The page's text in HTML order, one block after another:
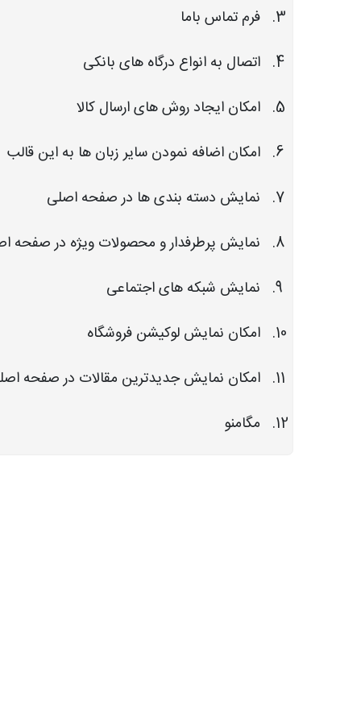
فرم تماس باما
اتصال به انواع درگاه های بانکی
امکان ایجاد روش های ارسال کالا
امکان اضافه نمودن سایر زبان ها به این قالب
نمایش دسته بندی ها در صفحه اصلی
نمایش پرطرفدار و محصولات ویژه در صفحه
نمایش شبکه های اجتماعی
امکان نمایش لوکیشن فروشگاه
امکان نمایش جدیدترین مقالات در صفحه
مگامنو